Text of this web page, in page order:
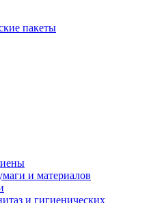
пакеты
и материалов
и гигиенических